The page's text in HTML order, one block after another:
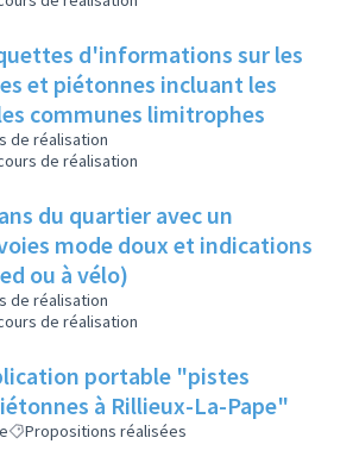
mardis et mercredis
d'informations sur les
et piétonnes incluant les
communes limitrophes
de réalisation
de réalisation
du quartier avec un
mode doux et indications
ou à vélo)
de réalisation
de réalisation
portable "pistes
à Rillieux-La-Pape"
Propositions réalisées